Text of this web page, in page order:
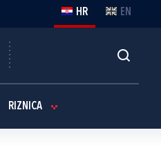
HR EN
RIZNICA